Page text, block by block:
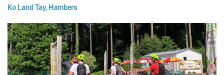
Ko Land Tay, Hambers
Image